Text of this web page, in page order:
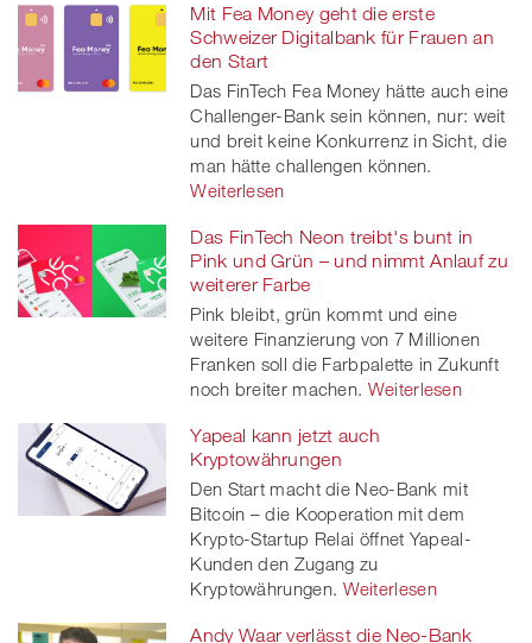
Mit Fea Money geht die erste
Schweizer Digitalbank für Frauen an
den Start
Das FinTech Fea Money hätte auch eine
Challenger-Bank sein können, nur: weit
und breit keine Konkurrenz in Sicht, die
man hätte challengen können.
Weiterlesen
Das FinTech Neon treibt's bunt in
Pink und Grün – und nimmt Anlauf zu
weiterer Farbe
Pink bleibt, grün kommt und eine
weitere Finanzierung von 7 Millionen
Franken soll die Farbpalette in Zukunft
noch breiter machen. Weiterlesen
Yapeal kann jetzt auch
Kryptowährungen
Den Start macht die Neo-Bank mit
Bitcoin – die Kooperation mit dem
Krypto-Startup Relai öffnet Yapeal-
Kunden den Zugang zu
Kryptowährungen. Weiterlesen
Andy Waar verlässt die Neo-Bank